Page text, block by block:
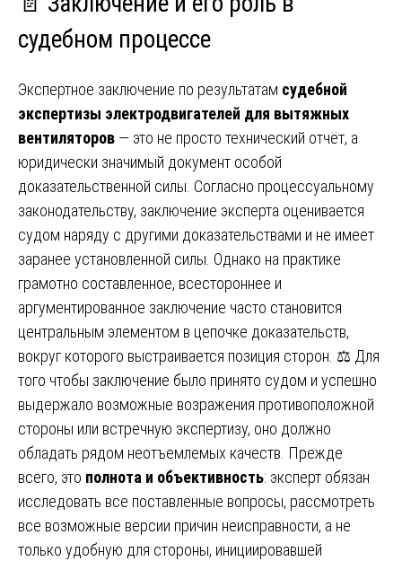
судебном процессе
Экспертное заключение по результатам судебной
экспертизы электродвигателей для вытяжных
вентиляторов — это не просто технический отчёт, а
юридически значимый документ особой
доказательственной силы. Согласно процессуальному
законодательству, заключение эксперта оценивается
судом наряду с другими доказательствами и не имеет
заранее установленной силы. Однако на практике
грамотно составленное, всестороннее и
аргументированное заключение часто становится
центральным элементом в цепочке доказательств,
вокруг которого выстраивается позиция сторон. ⚖️ Для
того чтобы заключение было принято судом и успешно
выдержало возможные возражения противоположной
стороны или встречную экспертизу, оно должно
обладать рядом неотъемлемых качеств. Прежде
всего, это полнота и объективность: эксперт обязан
исследовать все поставленные вопросы, рассмотреть
все возможные версии причин неисправности, а не
только удобную для стороны, инициировавшей